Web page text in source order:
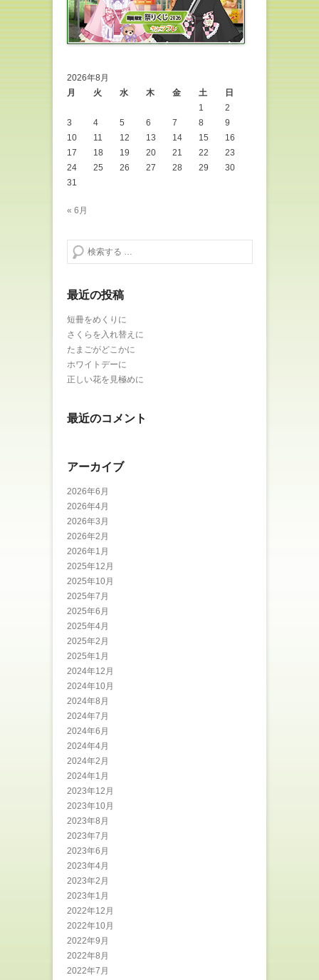
2026年8月
月
火 水 木 金 土
日
1
2
3
4 5 6 7 8
9
10
11 12 13 14 15
16
17
18 19 20 21 22
23
24
25 26 27 28 29
30
31
« 6月
検索する
最近の投稿
短冊をめくりに
さくらを入れ替えに
たまごがどこかに
ホワイトデーに
正しい花を見極めに
最近のコメント
アーカイブ
2026年6月
2026年4月
2026年3月
2026年2月
2026年1月
2025年12月
2025年10月
2025年7月
2025年6月
2025年4月
2025年2月
2025年1月
2024年12月
2024年10月
2024年8月
2024年7月
2024年6月
2024年4月
2024年2月
2024年1月
2023年12月
2023年10月
2023年8月
2023年7月
2023年6月
2023年4月
2023年2月
2023年1月
2022年12月
2022年10月
2022年9月
2022年8月
2022年7月